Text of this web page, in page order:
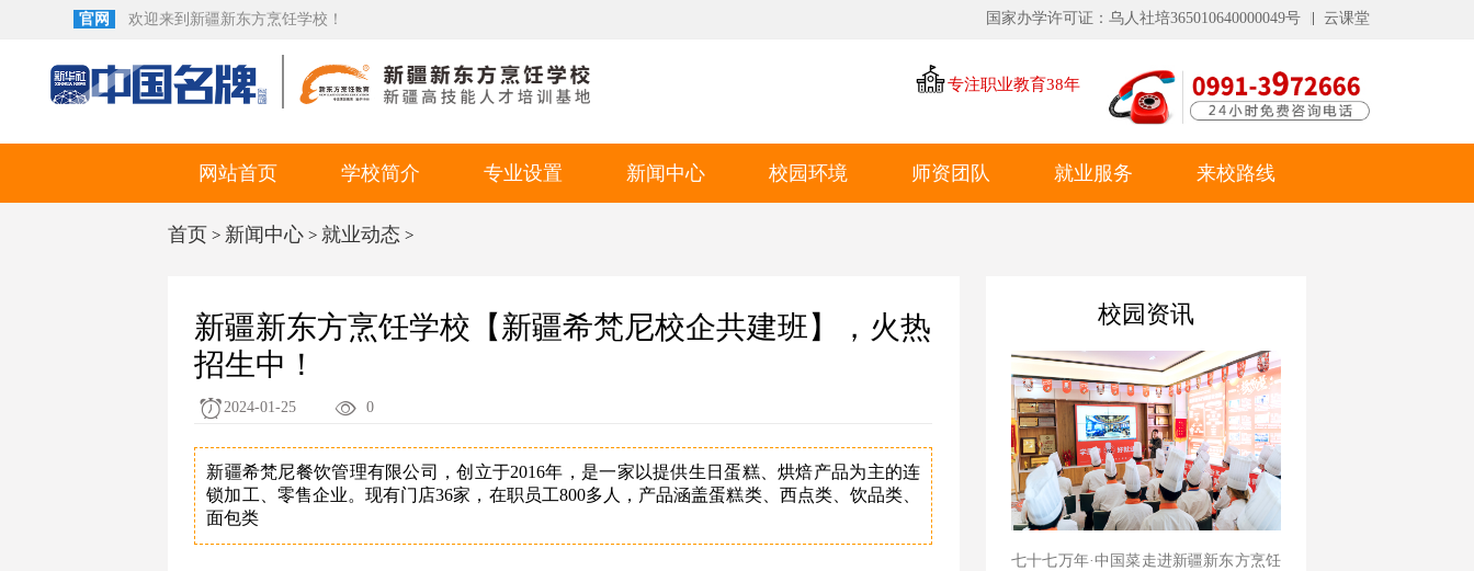
官网 欢迎来到新疆新东方烹饪学校！ 国家办学许可证：乌人社培365010640000049号 云课堂
专注职业教育38年
网站首页 学校简介 专业设置
西餐专业
新闻中心
就业动态
校园环境
学生风采
师资团队 就业服务 来校路线
首页 > 新闻中心> 就业动态 >
新疆新东方烹饪学校【新疆希梵尼校企共建班】，火热
招生中！
2024-01-25 0
新疆希梵尼餐饮管理有限公司，创立于2016年，是一家以提供生日蛋糕、烘焙产品为主的连
锁加工、零售企业。现有门店36家，在职员工800多人，产品涵盖蛋糕类、西点类、饮品类、
面包类
校园资讯
七十七万年·中国菜走进新疆新东方烹饪